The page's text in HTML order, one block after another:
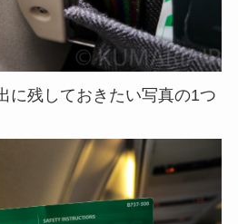
に残しておきたい写真の1つ